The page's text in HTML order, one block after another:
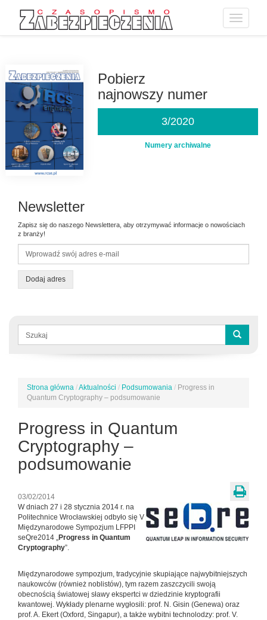
Toggle
Pobierz
najnowszy numer
3/2020
Numery archiwalne
Newsletter
Zapisz się do naszego Newslettera, aby otrzymywać informacje o nowościach
z branży!
Dodaj adres
Formularz
wyszukiwania
Jesteś
tutaj
Strona główna /Aktualności / Podsumowania / Progress in
Quantum Cryptography – podsumowanie
Progress in Quantum
Cryptography –
podsumowanie
03/02/2014
W dniach 27 i 28 stycznia 2014 r. na
Politechnice Wrocławskiej odbyło się V
Międzynarodowe Sympozjum LFPPI
seQre2014 „Progress in Quantum
Cryptography”.
Międzynarodowe sympozjum, tradycyjnie skupiające najwybitniejszych
naukowców (również noblistów), tym razem zaszczycili swoją
obecnością światowej sławy ekspertci w dziedzinie kryptografii
kwantowej. Wykłady plenarne wygłosili: prof. N. Gisin (Genewa) oraz
prof. A. Ekert (Oxford, Singapur), a także wybitni technolodzy: prof. V.